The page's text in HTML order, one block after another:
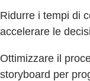
Ridurre i tempi di
accelerare le
Ottimizzare il
storyboard per